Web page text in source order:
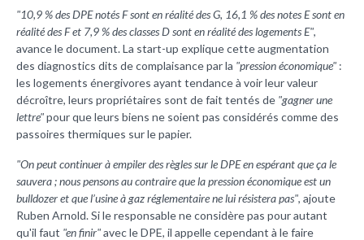
"10,9 % des DPE notés F sont en réalité des G, 16,1 % des notes E sont en
réalité des F et 7,9 % des classes D sont en réalité des logements E",
avance le document. La start-up explique cette augmentation
des diagnostics dits de complaisance par la "pression économique" :
les logements énergivores ayant tendance à voir leur valeur
décroître, leurs propriétaires sont de fait tentés de "gagner une
lettre"pour que leurs biens ne soient pas considérés comme des
passoires thermiques sur le papier.
"On peut continuer à empiler des règles sur le DPE en espérant que ça le
sauvera ; nous pensons au contraire que la pression économique est un
bulldozer et que l’usine à gaz réglementaire ne lui résistera pas", ajoute
Ruben Arnold. Si le responsable ne considère pas pour autant
qu'il faut "en finir"avec le DPE, il appelle cependant à le faire